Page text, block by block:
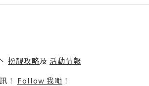
丶 扮靚攻略及 活動情報
！ Follow 我哋 ！